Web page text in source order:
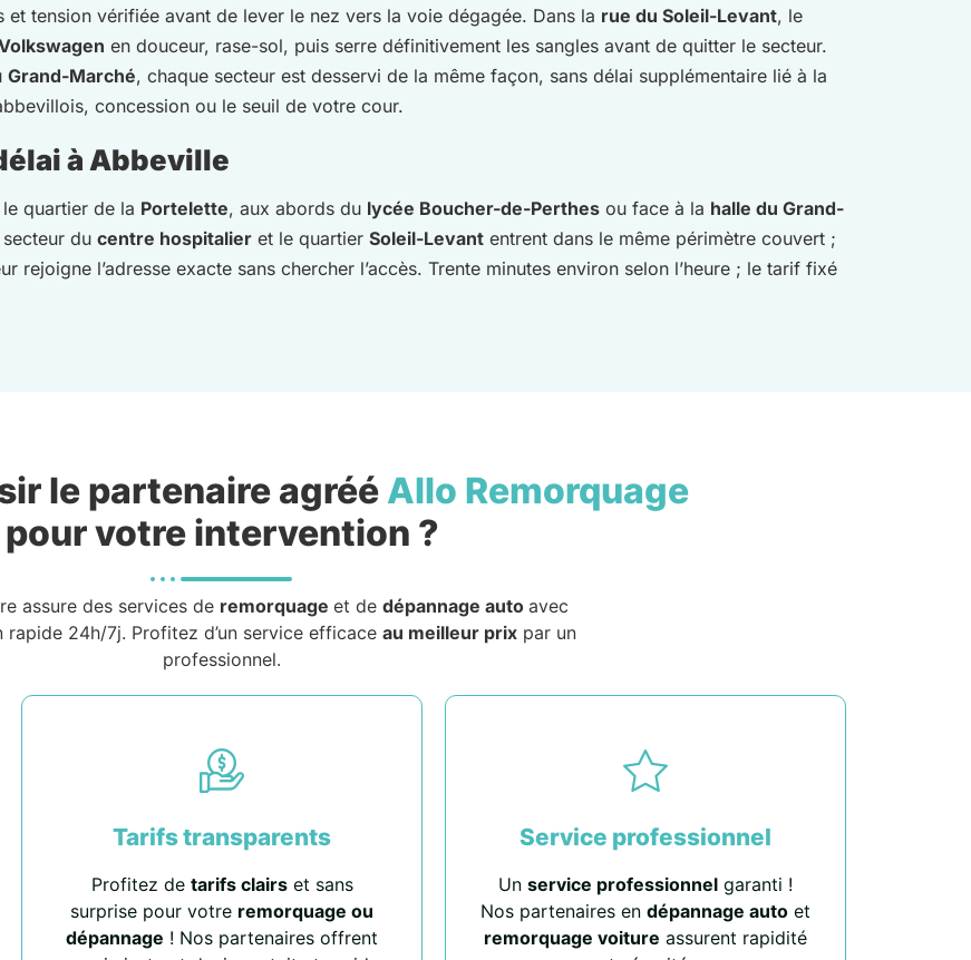
tension vérifiée avant de lever le nez vers la voie dégagée. Dans la rue du Soleil-Levant, le
en douceur, rase-sol, puis serre définitivement les sangles avant de quitter le secteur.
Grand-Marché, chaque secteur est desservi de la même façon, sans délai supplémentaire lié à la
concession ou le seuil de votre cour.
à Abbeville
quartier de la Portelette, aux abords du lycée Boucher-de-Perthes ou face à la halle du Grand-
du centre hospitalier et le quartier Soleil-Levant entrent dans le même périmètre couvert ;
rejoigne l’adresse exacte sans chercher l’accès. Trente minutes environ selon l’heure ; le tarif fixé
le partenaire agréé Allo Remorquage
pour votre intervention ?
assure des services de remorquage et de dépannage auto avec
rapide 24h/7j. Profitez d’un service efficace au meilleur prix par un
professionnel.
Tarifs transparents
Profitez de tarifs clairset sans
surprise pour votre remorquage ou
dépannage ! Nos partenaires offrent
Service professionnel
Un service professionnel garanti !
Nos partenaires en dépannage auto et
remorquage voiture assurent rapidité